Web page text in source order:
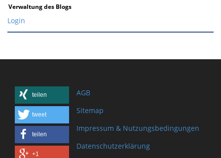
Verwaltung des Blogs
Login
teilen
tweet
teilen
+1
AGB
Sitemap
Impressum & Nutzungsbedingungen
Datenschutzerklärung